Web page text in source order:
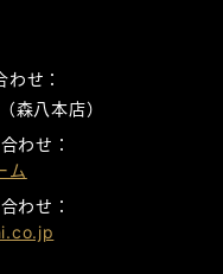
せ：
（森八本店）
わせ：
ム
わせ：